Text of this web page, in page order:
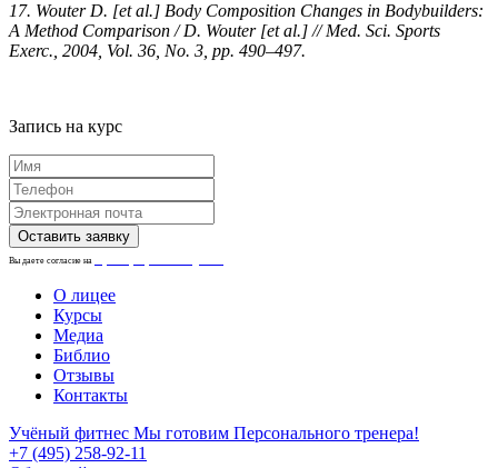
17. Wouter D. [et al.] Body Composition Changes in Bodybuilders:
A Method Comparison / D. Wouter [et al.] // Med. Sci. Sports
Exerc., 2004, Vol. 36, No. 3, pp. 490–497.
Запись на курс
Вы даете согласие на
О лицее
Курсы
Медиа
Библио
Отзывы
Контакты
Учёный фитнес Мы готовим Персонального тренера!
+7 (495) 258-92-11